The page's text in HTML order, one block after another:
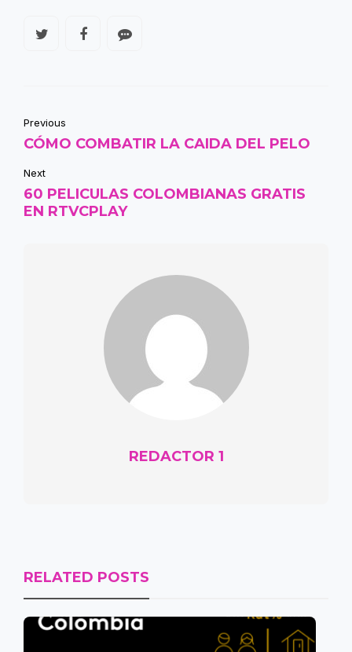
Previous
CÓMO COMBATIR LA CAIDA DEL PELO
Next
60 PELICULAS COLOMBIANAS GRATIS
EN RTVCPLAY
REDACTOR 1
RELATED POSTS